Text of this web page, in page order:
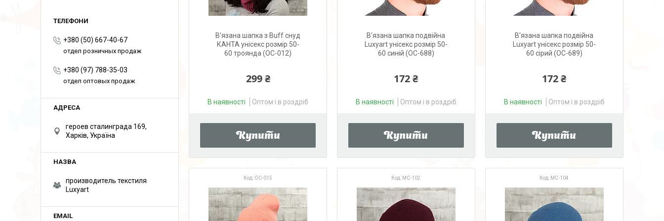
В'язана шапка з Buff снуд
КАНТА унісекс розмір 50-
60 троянда (OC-012)
299 ₴
В наявності Оптом і в роздріб
Купити
В'язана шапка подвійна
Luxyart унісекс розмір 50-
60 синій (OC-688)
172 ₴
В наявності Оптом і в роздріб
Купити
В'язана шапка подвійна
Luxyart унісекс розмір 50-
60 сірий (OC-689)
172 ₴
В наявності Оптом і в роздріб
Купити
OC-015 MC-102 MC-104
+380 (50) 667-40-67
отдел розничных продаж
+380 (97) 788-35-03
отдел оптовых продаж
героев сталинграда 169,
Харків, Україна
производитель текстиля
Luxyart